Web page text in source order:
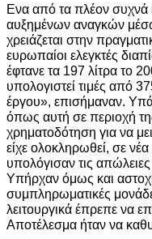
Ενα από τα πλέον
αυξημένων αναγκών
χρειάζεται στην
ευρωπαίοι ελεγκτές
έφτανε τα 197 λίτρα το
υπολογιστεί τιμές από
έργου», επισήμαναν.
όπως αυτή σε περιοχή
χρηματοδότηση για να
είχε ολοκληρωθεί, σε
υπολόγισαν τις
Υπήρχαν όμως και
συμπληρωματικές
λειτουργικά έπρεπε να
Αποτέλεσμα ήταν να